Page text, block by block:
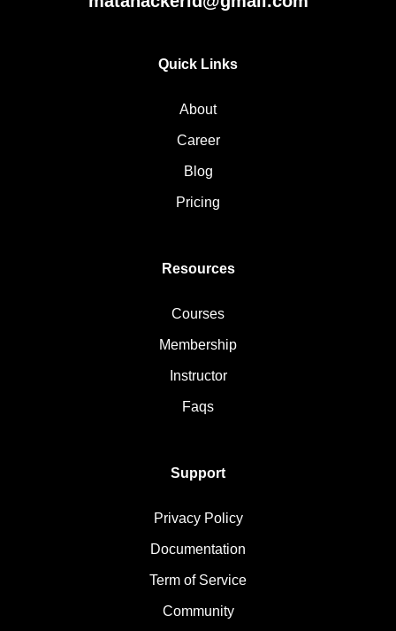
Quick Links
About
Career
Blog
Pricing
Resources
Courses
Membership
Instructor
Faqs
Support
Privacy Policy
Documentation
Term of Service
Community